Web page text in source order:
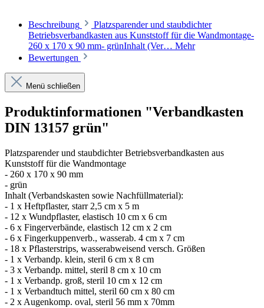
Beschreibung
Platzsparender und staubdichter
Betriebsverbandkasten aus Kunststoff für die Wandmontage-
260 x 170 x 90 mm- grünInhalt (Ver… Mehr
Bewertungen
Menü schließen
Produktinformationen "Verbandkasten
DIN 13157 grün"
Platzsparender und staubdichter Betriebsverbandkasten aus
Kunststoff für die Wandmontage
- 260 x 170 x 90 mm
- grün
Inhalt (Verbandskasten sowie Nachfüllmaterial):
- 1 x Heftpflaster, starr 2,5 cm x 5 m
- 12 x Wundpflaster, elastisch 10 cm x 6 cm
- 6 x Fingerverbände, elastisch 12 cm x 2 cm
- 6 x Fingerkuppenverb., wasserab. 4 cm x 7 cm
- 18 x Pflasterstrips, wasserabweisend versch. Größen
- 1 x Verbandp. klein, steril 6 cm x 8 cm
- 3 x Verbandp. mittel, steril 8 cm x 10 cm
- 1 x Verbandp. groß, steril 10 cm x 12 cm
- 1 x Verbandtuch mittel, steril 60 cm x 80 cm
- 2 x Augenkomp. oval, steril 56 mm x 70mm